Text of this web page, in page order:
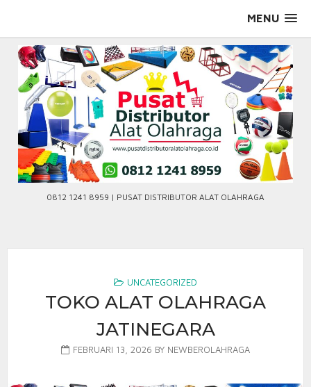
MENU
0812 1241 8959 | PUSAT DISTRIBUTOR ALAT OLAHRAGA
UNCATEGORIZED
TOKO ALAT OLAHRAGA
JATINEGARA
FEBRUARI 13, 2026 BY NEWBEROLAHRAGA